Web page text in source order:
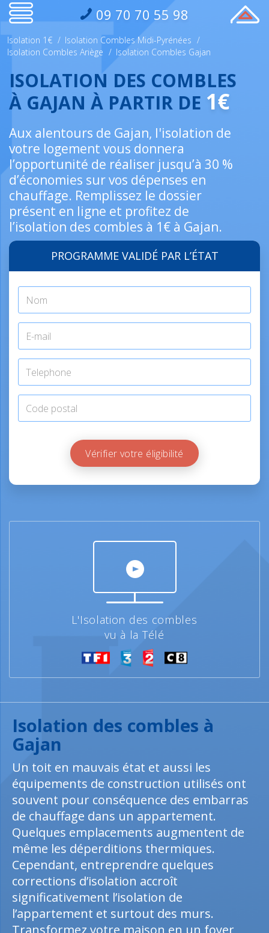
09 70 70 55 98
Isolation 1€ / Isolation Combles Midi-Pyrénées /
Isolation Combles Ariège / Isolation Combles Gajan
ISOLATION DES COMBLES
À GAJAN À PARTIR DE 1€
Aux alentours de Gajan, l'isolation de
votre logement vous donnera
l’opportunité de réaliser jusqu’à 30 %
d’économies sur vos dépenses en
chauffage. Remplissez le dossier
présent en ligne et profitez de
l’isolation des combles à 1€ à Gajan.
PROGRAMME VALIDÉ PAR L’ÉTAT
Vérifier votre éligibilité
L'Isolation des combles
vu à la Télé
Isolation des combles à
Gajan
Un toit en mauvais état et aussi les
équipements de construction utilisés ont
souvent pour conséquence des embarras
de chauffage dans un appartement.
Quelques emplacements augmentent de
même les déperditions thermiques.
Cependant, entreprendre quelques
corrections d’isolation accroît
significativement l’isolation de
l’appartement et surtout des murs.
Transformez votre maison en un foyer